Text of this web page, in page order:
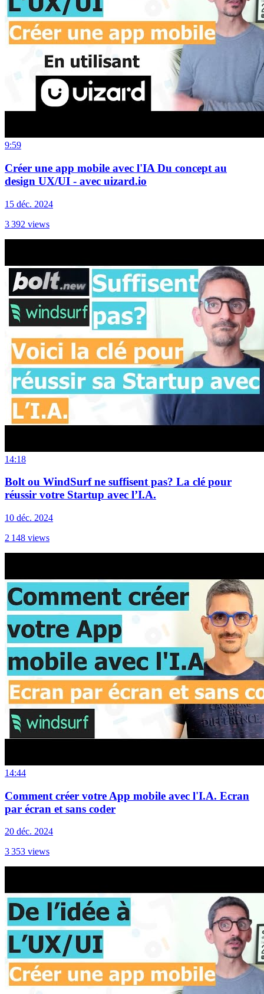
9:59
Créer une app mobile avec l'IA Du concept au
design UX/UI - avec uizard.io
15 déc. 2024
3 392 views
14:18
Bolt ou WindSurf ne suffisent pas? La clé pour
réussir votre Startup avec l’I.A.
10 déc. 2024
2 148 views
14:44
Comment créer votre App mobile avec l'I.A. Ecran
par écran et sans coder
20 déc. 2024
3 353 views